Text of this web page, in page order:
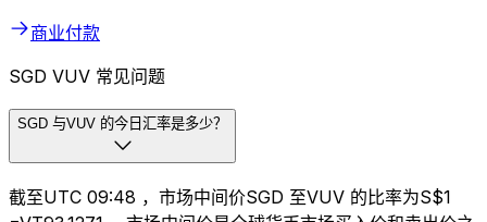
商业付款
SGD VUV 常见问题
SGD 与VUV 的今日汇率是多少？
截至UTC 09:48 ，市场中间价SGD 至VUV 的比率为S$1